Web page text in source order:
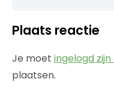
Plaats reactie
Je moet ingelogd zijn
plaatsen.